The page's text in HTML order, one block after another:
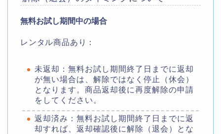
無料お試し期間中の場合
レンタル商品あり：
未返却：無料お試し期間終了日までに返却
が無い場合は、解除ではなく停止（休会）
となります。商品返却後に再度解除の申請
をしてください。
返却済み：無料お試し期間終了日までに返
却すれば、返却確認後に解除（退会）とな